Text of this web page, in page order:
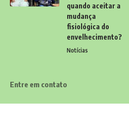
quando aceitar a
mudança
fisiológica do
envelhecimento?
Notícias
Entre em contato